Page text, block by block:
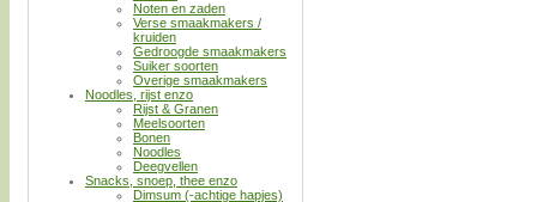
Noten en zaden
Verse smaakmakers /
kruiden
Gedroogde smaakmakers
Suiker soorten
Overige smaakmakers
Noodles, rijst enzo
Rijst & Granen
Meelsoorten
Bonen
Noodles
Deegvellen
Snacks, snoep, thee enzo
Dimsum (-achtige hapjes)